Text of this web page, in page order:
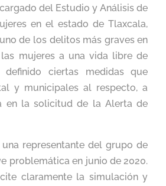
del Estudio y Análisis de
en el estado de Tlaxcala,
de los delitos más graves en
mujeres a una vida libre de
definido ciertas medidas que
y municipales al respecto, a
en la solicitud de la Alerta de
representante del grupo de
problemática en junio de 2020.
claramente la simulación y